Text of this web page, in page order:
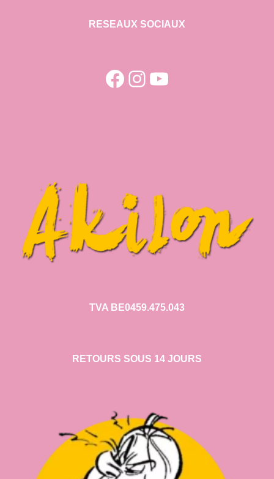
RESEAUX SOCIAUX
Facebook
Instagram
YouTube
TVA BE0459.475.043
RETOURS SOUS 14 JOURS